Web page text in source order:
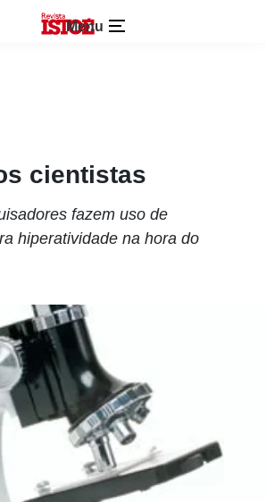
Menu
cientistas
fazem uso de
hiperatividade na hora do